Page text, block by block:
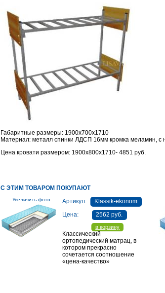
Габаритные размеры: 1900х700х1710
Материал: металл спинки ЛДСП 16мм кромка меламин, с
Цена кровати размером: 1900х800х1710- 4851 руб.
С ЭТИМ ТОВАРОМ ПОКУПАЮТ
Увеличить фото Артикул:
Klassik-ekonom
Цена:
2562 руб.
в корзину
Классический
ортопедический матрац, в
котором прекрасно
сочетается соотношение
«цена-качество»